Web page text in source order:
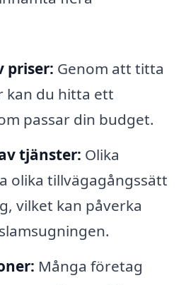
priser: Genom att titta
kan du hitta ett
passar din budget.
tjänster: Olika
olika tillvägagångssätt
vilket kan påverka
Många företag